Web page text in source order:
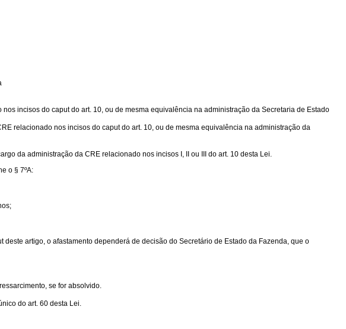
incisos do caput do art. 10, ou de mesma equivalência na administração da Secretaria de Estado
relacionado nos incisos do caput do art. 10, ou de mesma equivalência na administração da
da administração da CRE relacionado nos incisos I, II ou III do art. 10 desta Lei.
o § 7ºA:
artigo, o afastamento dependerá de decisão do Secretário de Estado da Fazenda, que o
se for absolvido.
do art. 60 desta Lei.